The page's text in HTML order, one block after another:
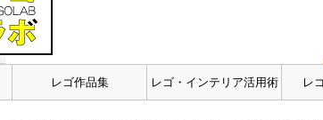
レゴ作品集 レゴ・インテリア活用術 レ